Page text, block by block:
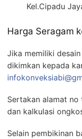
Kel.Cipadu
Harga Seragam
Jika memiliki
dikimkan kepada
Sertakan alamat
dan kalkulasi
Selain pembikinan